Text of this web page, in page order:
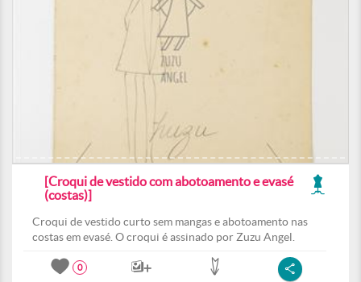
[Croqui de vestido com abotoamento e evasé
(costas)]
Croqui de vestido curto sem mangas e abotoamento nas
costas em evasé. O croqui é assinado por Zuzu Angel.
0